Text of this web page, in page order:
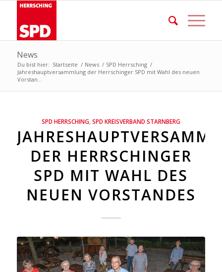
News
Du bist hier: Startseite / News / SPD Herrsching /
Jahreshauptversammlung der Herrschinger SPD mit Wahl des neuen
Vorstan...
SPD HERRSCHING, SPD KREISVERBAND STARNBERG
DER HERRSCHINGER
SPD MIT WAHL DES
NEUEN VORSTANDES